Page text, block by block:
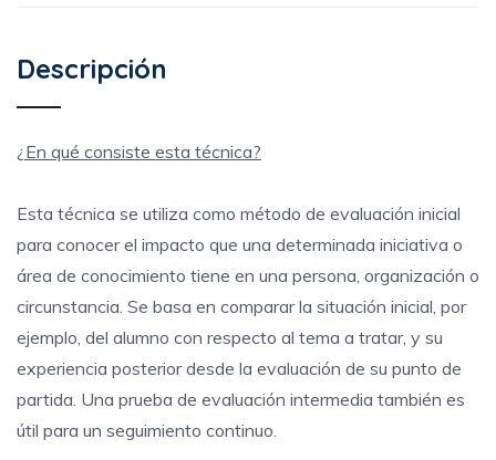
Descripción
¿En qué consiste esta técnica?
Esta técnica se utiliza como método de evaluación inicial
para conocer el impacto que una determinada iniciativa o
área de conocimiento tiene en una persona, organización o
circunstancia. Se basa en comparar la situación inicial, por
ejemplo, del alumno con respecto al tema a tratar, y su
experiencia posterior desde la evaluación de su punto de
partida. Una prueba de evaluación intermedia también es
útil para un seguimiento continuo.